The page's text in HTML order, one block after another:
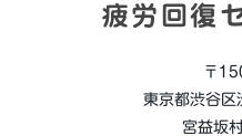
疲労回復
〒
東京都渋谷
宮益坂